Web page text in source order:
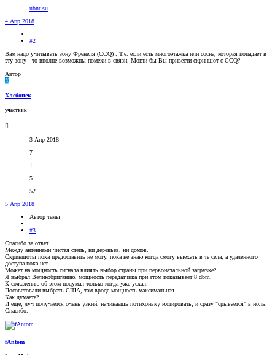
ubnt.su
4 Апр 2018
#2
Вам надо учитывать зону Френеля (CCQ) . Т.е. если есть многоэтажка или сосна, которая попадает в
эту зону - то вполне возможны помехи в связи. Могли бы Вы привести скриншот с CCQ?
Автор
Х
Хлебопек
участник
3 Апр 2018
7
1
5
52
5 Апр 2018
Автор темы
#3
Спасибо за ответ.
Между антеннами чистая степь, ни деревьев, ни домов.
Скриншоты пока предоставить не могу. пока не знаю когда смогу выехать в те села, а удаленного
доступа пока нет.
Может на мощность сигнала влиять выбор страны при первоначальной загрузке?
Я выбрал Великобританию, мощность передатчика при этом показывает 8 dbm.
К сожалению об этом подумал только когда уже уехал.
Посоветовали выбрать США, там вроде мощность максимальная.
Как думаете?
И еще, луч получается очень узкий, начинаешь потихоньку юстировать, и сразу "срывается" в ноль.
Спасибо.
fAntom